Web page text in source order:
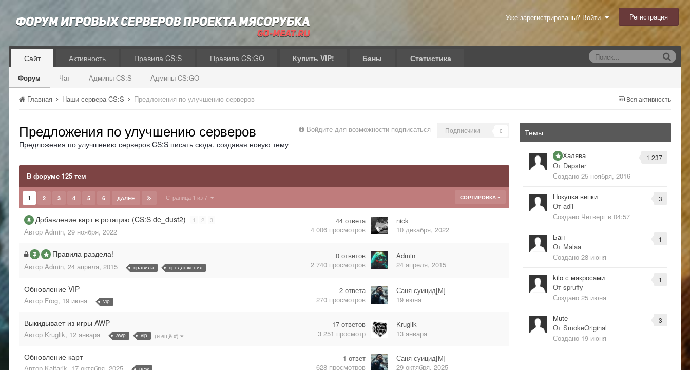
Уже зарегистрированы? Войти Регистрация
Сайт
Форум Чат Админы CS:S Админы CS:GO
Активность Правила CS:S Правила CS:GO Купить VIP! Баны Статистика
Вся активность
Главная Наши сервера CS:S Предложения по улучшению серверов
Предложения по улучшению серверов Войдите для возможности подписаться Подписчики 0
Предложения по улучшению серверов CS:S писать сюда, создавая новую тему
В форуме 125 тем
СОРТИРОВКА
1 2 3 4 5 6 ДАЛЕЕ Страница 1 из 7
Добавление карт в ротацию (CS:S de_dust2) 1 2 3
Автор Admin, 29 ноября, 2022
44 ответа
4 006 просмотров
nick
10 декабря, 2022
Правила раздела!
Автор Admin, 24 апреля, 2015 правила предложения
0 ответов
2 740 просмотров
Admin
24 апреля, 2015
Обновление VIP
Автор Frog, 19 июня vip
2 ответа
270 просмотров
Саня-суицид[М]
19 июня
Выкидывает из игры AWP
Автор Kruglik, 12 января awp vip (и ещё #)
17 ответов
3 251 просмотр
Kruglik
13 января
Обновление карт 1 ответ
628 просмотров
Саня-суицид[М]
29 октября, 2025
Темы
1 237
Халява
От Depster
Создано 25 ноября, 2016
3
Покупка випки
От adil
Создано Четверг в 04:57
1
Бан
От Malaa
Создано 28 июня
1
kilo с макросами
От spruffy
Создано 25 июня
3
Mute
От SmokeOriginal
Создано 19 июня